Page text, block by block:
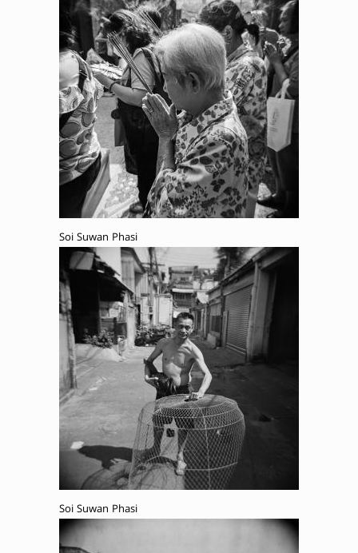
Soi Suwan Phasi
Soi Suwan Phasi